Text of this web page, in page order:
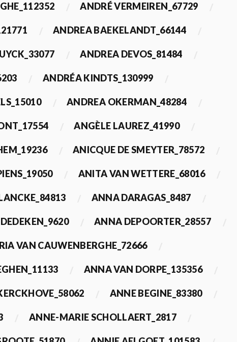
ANDRÉ VERMEIREN_67729
ANDREA BAEKELANDT_66144
ANDREA DEVOS_81484
ANDRÉA KINDTS_130999
ANDREA OKERMAN_48284
ANGÈLE LAUREZ_41990
ANICQUE DE SMEYTER_78572
ANITA VAN WETTERE_68016
ANNA DARAGAS_8487
ANNA DEPOORTER_28557
VAN CAUWENBERGHE_72666
ANNA VAN DORPE_135356
ANNE BEGINE_83380
ANNE-MARIE SCHOLLAERT_2817